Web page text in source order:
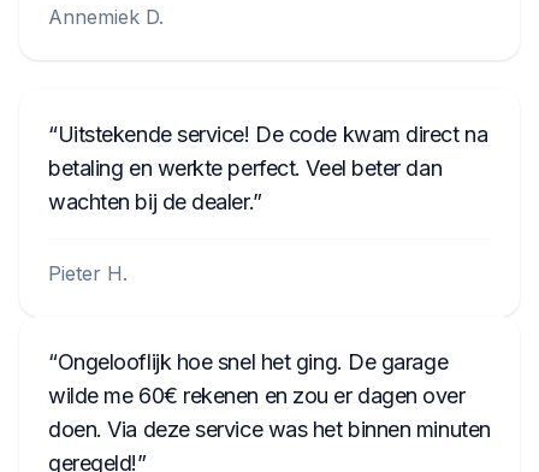
Annemiek D.
Uitstekende service! De code kwam direct na
betaling en werkte perfect. Veel beter dan
wachten bij de dealer.
Pieter H.
Ongelooflijk hoe snel het ging. De garage
wilde me 60€ rekenen en zou er dagen over
doen. Via deze service was het binnen minuten
geregeld!